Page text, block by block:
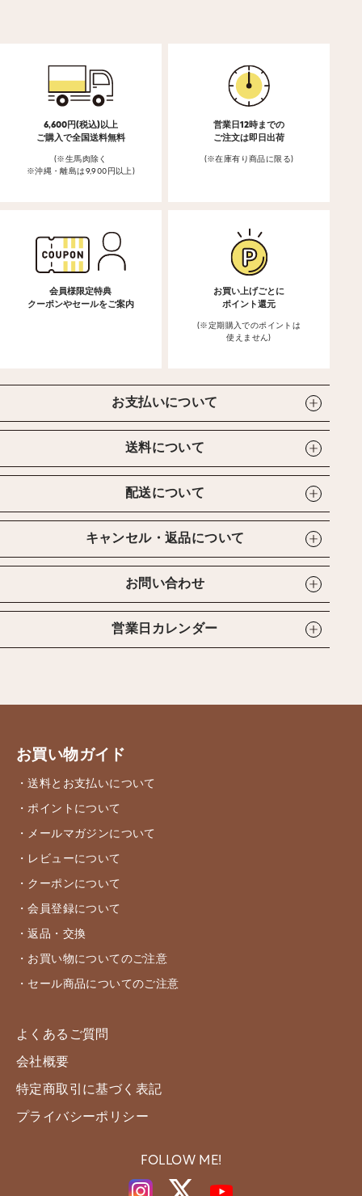
6,600円(税込)以上
ご購入で全国送料無料
(※生馬肉除く
※沖縄・離島は9,900円以上)
営業日12時までの
ご注文は即日出荷
(※在庫有り商品に限る)
会員様限定特典
クーポンやセールをご案内
お買い上げごとに
ポイント還元
(※定期購入でのポイントは
使えません)
お支払いについて
送料について
配送について
キャンセル・返品について
お問い合わせ
営業日カレンダー
お買い物ガイド
・送料とお支払いについて
・ポイントについて
・メールマガジンについて
・レビューについて
・クーポンについて
・会員登録について
・返品・交換
・お買い物についてのご注意
・セール商品についてのご注意
よくあるご質問
会社概要
特定商取引に基づく表記
プライバシーポリシー
FOLLOW ME!